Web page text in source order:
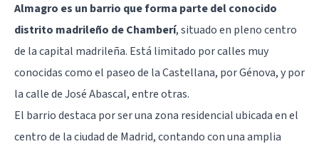
Almagro es un barrio que forma parte del conocido
distrito madrileño de Chamberí, situado en pleno centro
de la capital madrileña. Está limitado por calles muy
conocidas como el paseo de la Castellana, por Génova, y por
la calle de José Abascal, entre otras.
El barrio destaca por ser una zona residencial ubicada en el
centro de la ciudad de Madrid, contando con una amplia